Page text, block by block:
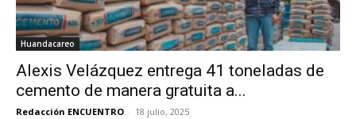
Huandacareo
Alexis Velázquez entrega 41 toneladas de
cemento de manera gratuita a...
Redacción ENCUENTRO - 18 julio, 2025